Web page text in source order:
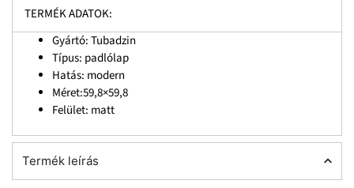
TERMÉK ADATOK:
Gyártó: Tubadzin
Típus: padlólap
Hatás: modern
Méret:59,8×59,8
Felület: matt
Termék leírás